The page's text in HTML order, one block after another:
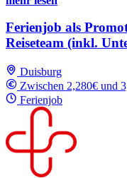
Ferienjob als
Reiseteam (inkl.
Duisburg
Zwischen 2,280€ und
Ferienjob